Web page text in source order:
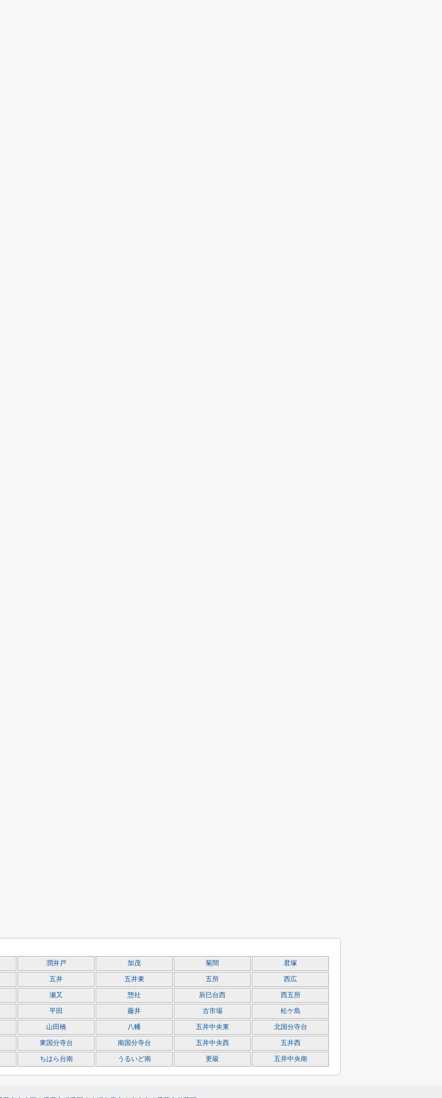
潤井戸 加茂 菊間 君塚
五井 五井東 五所 西広
瀬又 惣社 辰巳台西 西五所
平田 藤井 古市場 松ケ島
山田橋 八幡 五井中央東 北国分寺台
東国分寺台 南国分寺台 五井中央西 五井西
ちはら台南 うるいど南 更級 五井中央南